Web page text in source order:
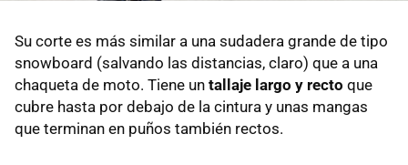
Su corte es más similar a una sudadera grande de tipo
snowboard (salvando las distancias, claro) que a una
chaqueta de moto. Tiene un tallaje largo y recto que
cubre hasta por debajo de la cintura y unas mangas
que terminan en puños también rectos.